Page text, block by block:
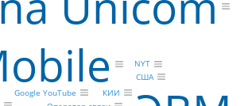
Google YouTube
США
КИИ
NYT